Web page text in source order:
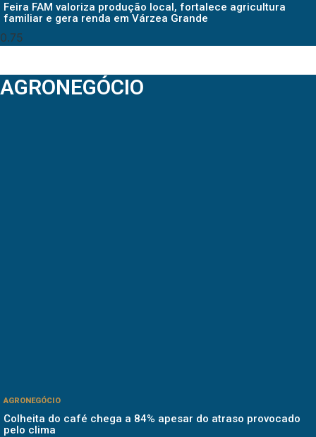
Feira FAM valoriza produção local, fortalece agricultura
familiar e gera renda em Várzea Grande
AGRONEGÓCIO
AGRONEGÓCIO
Colheita do café chega a 84% apesar do atraso provocado
pelo clima